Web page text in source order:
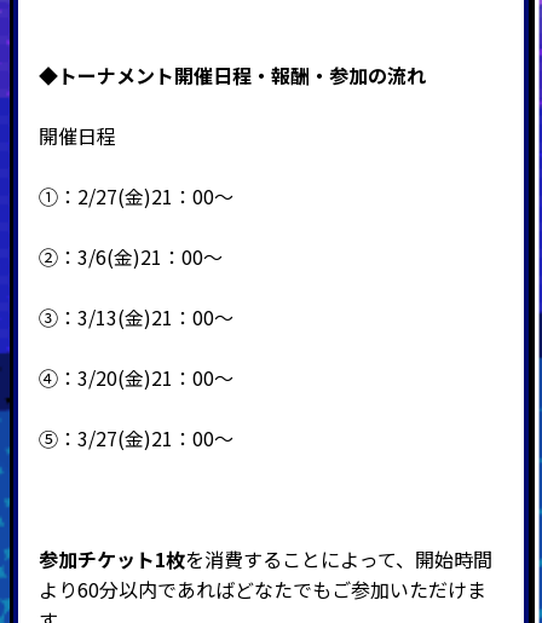
◆トーナメント開催日程・報酬・ 参加の流れ
開催日程
①：2/27(金)21：00～
②：3/6(金)21：00～
③：3/13(金)21：00～
④：3/20(金)21：00～
⑤：3/27(金)21：00～
参加チケット1枚を消費することによって、開始時間
より60分以内であればどなたでもご参加いただけま